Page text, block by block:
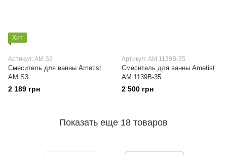
Хит
Артикул: АМ S3
Смеситель для ванны Ametist
АМ S3
2 189 грн
Артикул: АМ 1139В-35
Смеситель для ванны Ametist
АМ 1139В-35
2 500 грн
Показать еще 18 товаров